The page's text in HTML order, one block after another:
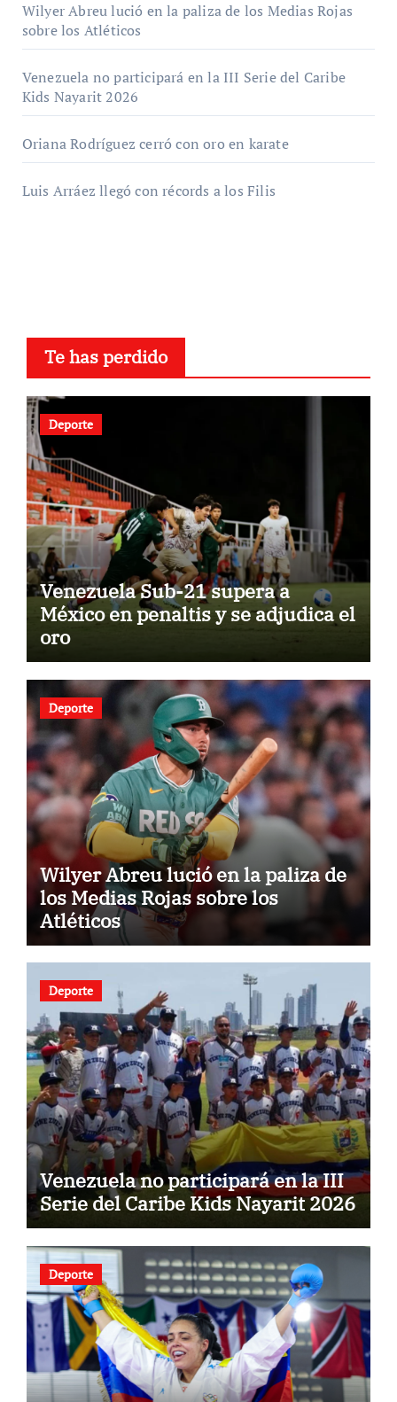
Wilyer Abreu lució en la paliza de los Medias Rojas
sobre los Atléticos
Venezuela no participará en la III Serie del Caribe
Kids Nayarit 2026
Oriana Rodríguez cerró con oro en karate
Luis Arráez llegó con récords a los Filis
Te has perdido
Deporte
Venezuela Sub-21 supera a
México en penaltis y se adjudica el
oro
Deporte
Wilyer Abreu lució en la paliza de
los Medias Rojas sobre los
Atléticos
Deporte
Venezuela no participará en la III
Serie del Caribe Kids Nayarit 2026
Deporte